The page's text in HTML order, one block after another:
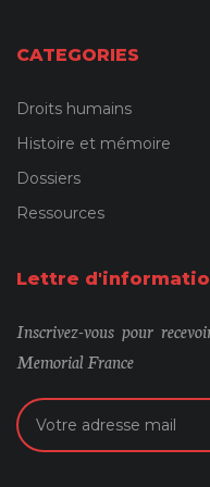
CATEGORIES
Droits humains
Histoire et mémoire
Dossiers
Ressources
Lettre
Inscrivez-vous pour
Memorial France